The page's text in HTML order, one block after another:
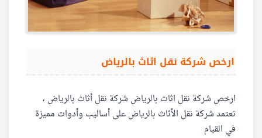
ارخص شركة نقل اثاث بالرياض
ارخص شركة نقل اثاث بالرياض شركة نقل أثاث بالرياض ،
تعتمد شركة نقل الأثاث بالرياض على أساليب وأدوات مميزة
في القيام